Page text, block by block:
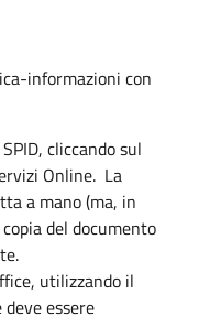
informazioni con
cliccando sul
Online. La
a mano (ma, in
del documento
utilizzando il
essere